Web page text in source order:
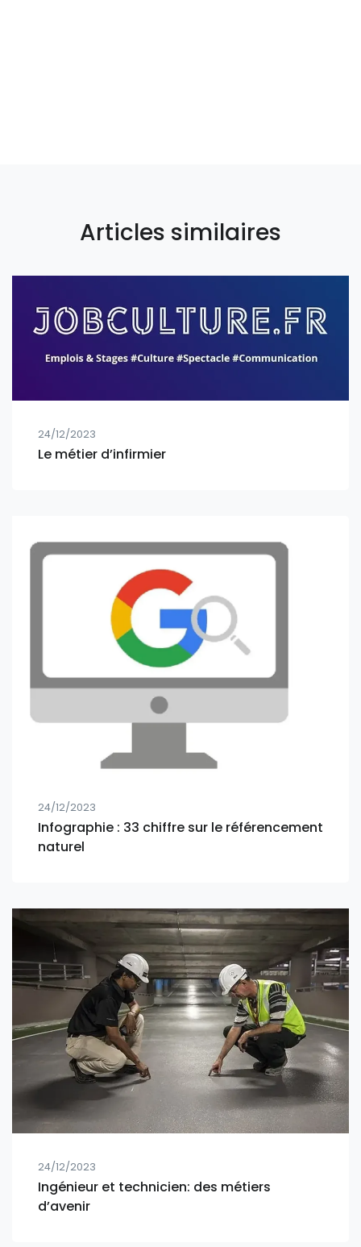
Articles similaires
24/12/2023
Le métier d’infirmier
24/12/2023
Infographie : 33 chiffre sur le référencement
naturel
24/12/2023
Ingénieur et technicien: des métiers
d’avenir